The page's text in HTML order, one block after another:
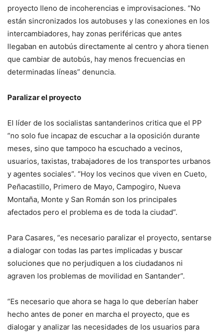
proyecto lleno de incoherencias e improvisaciones. “No
están sincronizados los autobuses y las conexiones en los
intercambiadores, hay zonas periféricas que antes
llegaban en autobús directamente al centro y ahora tienen
que cambiar de autobús, hay menos frecuencias en
determinadas líneas” denuncia.
Paralizar el proyecto
El líder de los socialistas santanderinos critica que el PP
“no solo fue incapaz de escuchar a la oposición durante
meses, sino que tampoco ha escuchado a vecinos,
usuarios, taxistas, trabajadores de los transportes urbanos
y agentes sociales”. “Hoy los vecinos que viven en Cueto,
Peñacastillo, Primero de Mayo, Campogiro, Nueva
Montaña, Monte y San Román son los principales
afectados pero el problema es de toda la ciudad”.
Para Casares, “es necesario paralizar el proyecto, sentarse
a dialogar con todas las partes implicadas y buscar
soluciones que no perjudiquen a los ciudadanos ni
agraven los problemas de movilidad en Santander”.
“Es necesario que ahora se haga lo que deberían haber
hecho antes de poner en marcha el proyecto, que es
dialogar y analizar las necesidades de los usuarios para